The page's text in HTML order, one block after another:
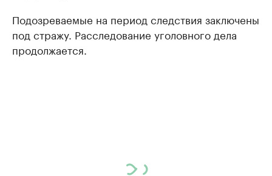
Подозреваемые на период следствия заключены
под стражу. Расследование уголовного дела
продолжается.